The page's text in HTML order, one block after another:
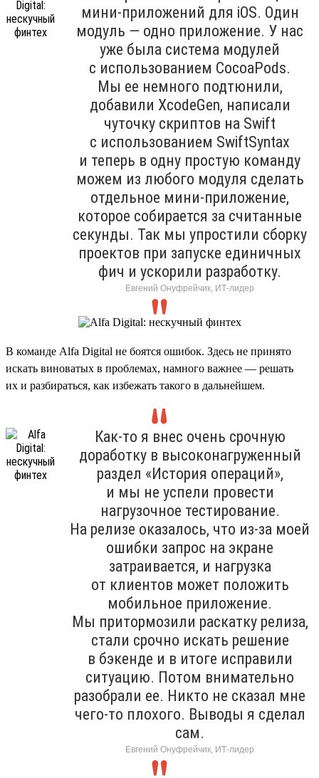
мини-приложений для iOS. Один
модуль — одно приложение. У нас
уже была система модулей
с использованием CocoaPods.
Мы ее немного подтюнили,
добавили XcodeGen, написали
чуточку скриптов на Swift
с использованием SwiftSyntax
и теперь в одну простую команду
можем из любого модуля сделать
отдельное мини-приложение,
которое собирается за считанные
секунды. Так мы упростили сборку
проектов при запуске единичных
фич и ускорили разработку.
Евгений Онуфрейчик, ИТ-лидер
В команде Alfa Digital не боятся ошибок. Здесь не принято
искать виноватых в проблемах, намного важнее — решать
их и разбираться, как избежать такого в дальнейшем.
Как-то я внес очень срочную
доработку в высоконагруженный
раздел «История операций»,
и мы не успели провести
нагрузочное тестирование.
На релизе оказалось, что из-за моей
ошибки запрос на экране
затраивается, и нагрузка
от клиентов может положить
мобильное приложение.
Мы притормозили раскатку релиза,
стали срочно искать решение
в бэкенде и в итоге исправили
ситуацию. Потом внимательно
разобрали ее. Никто не сказал мне
чего-то плохого. Выводы я сделал
сам.
Евгений Онуфрейчик, ИТ-лидер